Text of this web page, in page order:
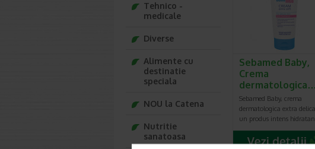
Sebamed Baby,
Crema
dermatologica…
Sebamed Baby, crema
dermatologica extra
un produs intens
Tehnico -
medicale
Diverse
Alimente cu
destinatie
speciala
NOU la Catena
Nutritie
sanatoasa